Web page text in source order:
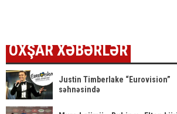
OXŞAR XƏBƏRLƏR
Justin Timberlake “Eurovision”
səhnəsində